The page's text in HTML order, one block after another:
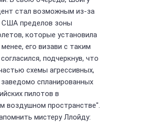
стал возможным из-за
США пределов зоны
которые установила
его визави с таким
подчеркнув, что
схемы агрессивных,
спланированных
пилотов в
воздушном пространстве".
мистеру Ллойду: